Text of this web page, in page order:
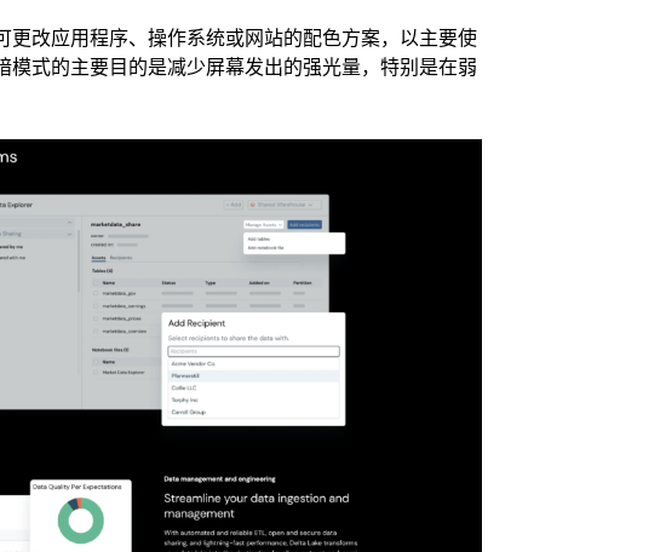
改应用程序、操作系统或网站的配色方案，以主要使
式的主要目的是减少屏幕发出的强光量，特别是在弱